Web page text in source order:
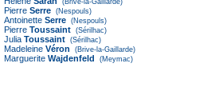
(Brive-la-Gaillarde)
Pierre Serre (Nespouls)
Antoinette Serre (Nespouls)
Pierre Toussaint (Sérilhac)
Julia Toussaint (Sérilhac)
Madeleine Véron (Brive-la-Gaillarde)
Marguerite Wajdenfeld (Meymac)